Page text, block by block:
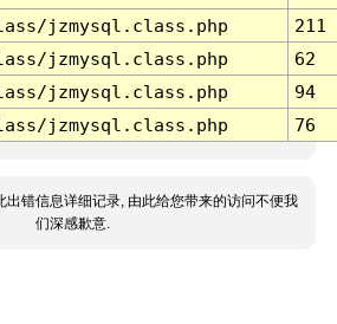
jzmysql.class.php
211
jzmysql.class.php
62
jzmysql.class.php
94
jzmysql.class.php 76
出错信息详细记录, 由此给您带来的访问不便我
们深感歉意.